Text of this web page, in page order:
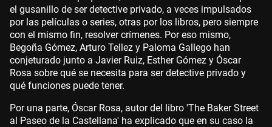
el gusanillo de ser detective privado, a veces impulsados
por las películas o series, otras por los libros, pero siempre
con el mismo fin, resolver crímenes. Por eso mismo,
Begoña Gómez, Arturo Tellez y Paloma Gallego han
conjeturado junto a Javier Ruiz, Esther Gómez y Óscar
Rosa sobre qué se necesita para ser detective privado y
qué funciones puede tener.
Por una parte, Óscar Rosa, autor del libro 'The Baker Street
al Paseo de la Castellana' ha explicado que en su caso la